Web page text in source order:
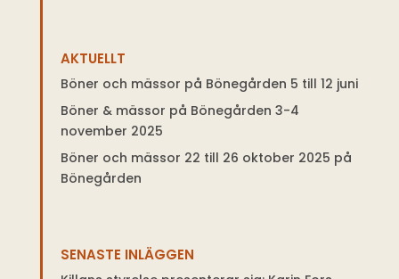
AKTUELLT
Böner och mässor på Bönegården 5 till 12 juni
Böner & mässor på Bönegården 3-4
november 2025
Böner och mässor 22 till 26 oktober 2025 på
Bönegården
SENASTE INLÄGGEN